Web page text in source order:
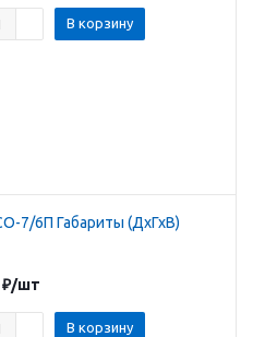
В корзину
7/6П Габариты (ДхГхВ)
₽/шт
В корзину